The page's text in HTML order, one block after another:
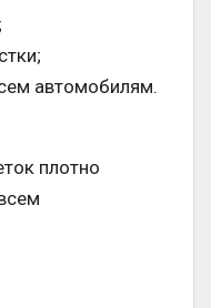
автомобилям.
плотно